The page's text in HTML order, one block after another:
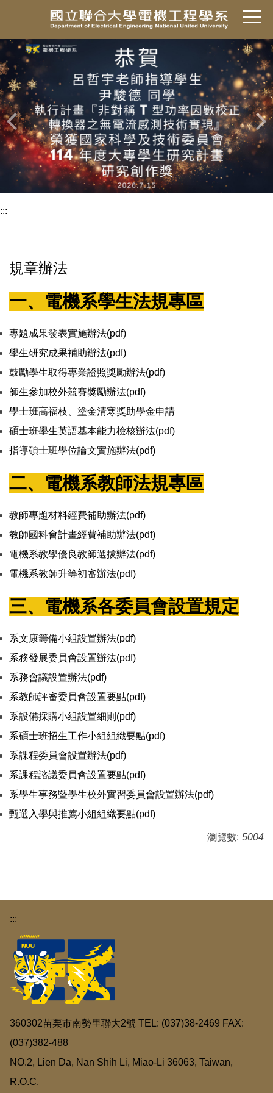
主
要
內
容
區
:::
規章辦法
一、電機系學生法規專區
專題成果發表實施辦法(pdf)
學生研究成果補助辦法(pdf)
鼓勵學生取得專業證照獎勵辦法(pdf)
師生參加校外競賽獎勵辦法(pdf)
學士班高福枝、塗金清寒獎助學金申請
碩士班學生英語基本能力檢核辦法(pdf)
指導碩士班學位論文實施辦法(pdf)
二、電機系教師法規專區
教師專題材料經費補助辦法(pdf)
教師國科會計畫經費補助辦法(pdf)
電機系教學優良教師選拔辦法(pdf)
電機系教師升等初審辦法(pdf)
三、電機系各委員會設置規定
系文康籌備小組設置辦法(pdf)
系務發展委員會設置辦法(pdf)
系務會議設置辦法(pdf)
系教師評審委員會設置要點(pdf)
系設備採購小組設置細則(pdf)
系碩士班招生工作小組組織要點(pdf)
系課程委員會設置辦法(pdf)
系課程諮議委員會設置要點(pdf)
系學生事務暨學生校外實習委員會設置辦法(pdf)
甄選入學與推薦小組組織要點(pdf)
瀏覽數: 5004
:::
360302苗栗市南勢里聯大2號 TEL: (037)38-2469 FAX:
(037)382-488
NO.2, Lien Da, Nan Shih Li, Miao-Li 36063, Taiwan,
R.O.C.